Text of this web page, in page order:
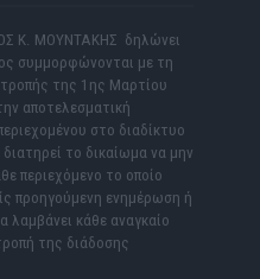
Κ. ΜΟΥΝΤΑΚΗΣ δηλώνει
συμμορφώνονται με τη
της 1ης Μαρτίου
αποτελεσματική
στο διαδίκτυο
το δικαίωμα να μην
περιεχόμενο το οποίο
προηγούμενη ενημέρωση ή
λαμβάνει κάθε αναγκαίο
της διάδοσης